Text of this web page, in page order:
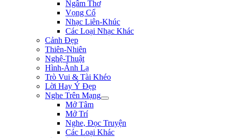
Ngâm Thơ
Vọng Cổ
Nhạc Liên-Khúc
Các Loại Nhạc Khác
Cảnh Đẹp
Thiên-Nhiên
Nghệ-Thuật
Hình-Ảnh Lạ
Trò Vui & Tài Khéo
Lời Hay Ý Đẹp
Nghe Trên Mạng
Mở Tâm
Mở Trí
Nghe, Đọc Truyện
Các Loại Khác